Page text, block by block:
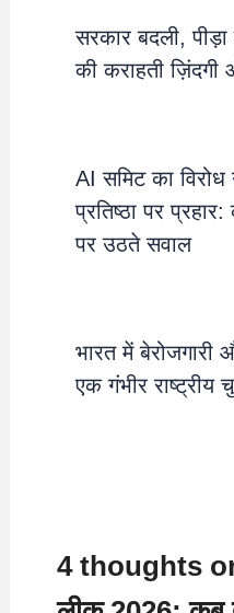
सरकार बदली, पीड़ा
की कराहती ज़िंदगी
AI समिट का विरोध
प्रतिष्ठा पर
पर उठते सवाल
भारत में बेरोजगारी
एक गंभीर राष्ट्रीय
4 thoughts